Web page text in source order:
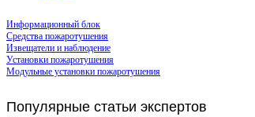
Информационный блок
Средства пожаротушения
Извещатели и наблюдение
Установки пожаротушения
Модульные установки пожаротушения
Популярные статьи экспертов